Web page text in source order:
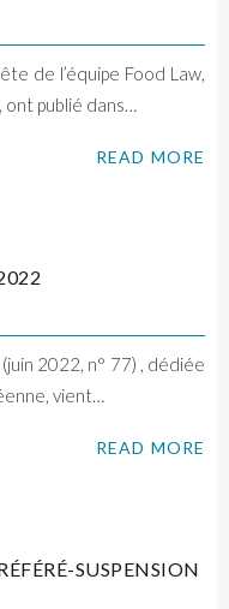
de l’équipe Food Law,
publié dans…
READ MORE
2022, n° 77) , dédiée
vient…
READ MORE
SUSPENSION